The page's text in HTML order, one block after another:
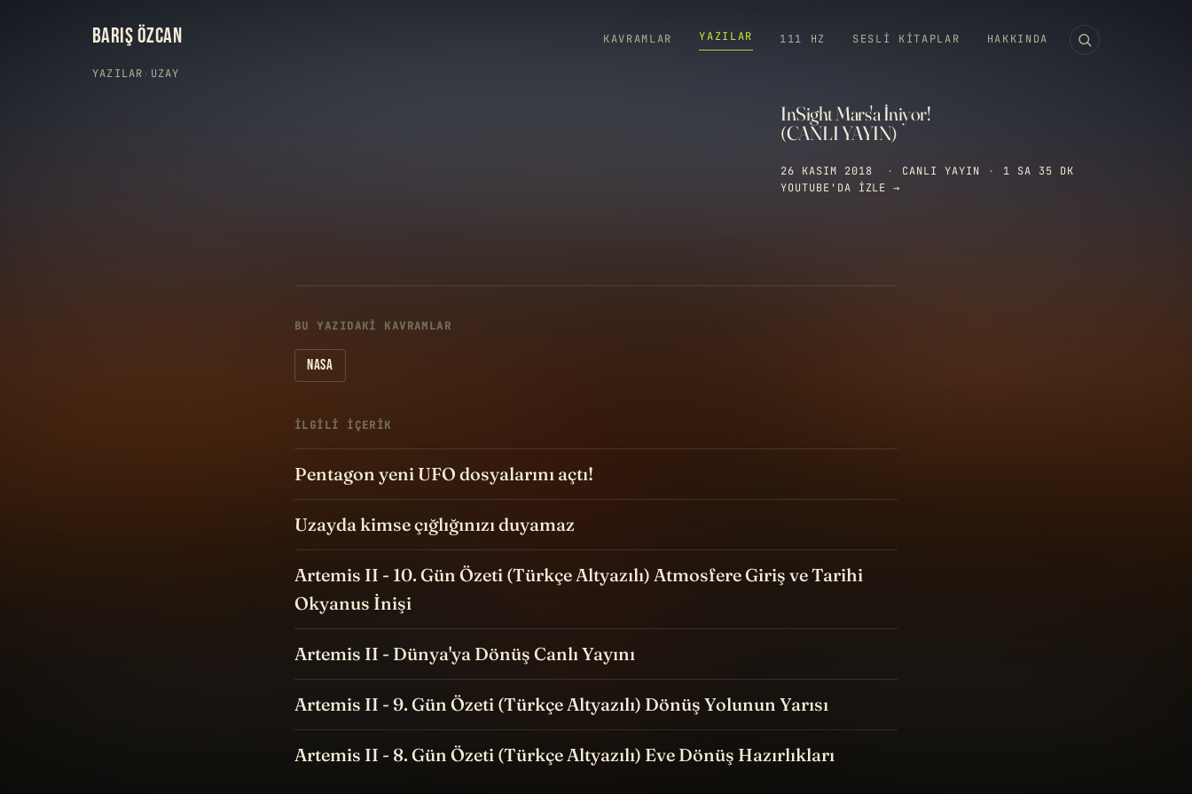
BARIŞ ÖZCAN KAVRAMLAR YAZILAR 111 HZ SESLI KITAPLAR HAKKINDA
YAZILAR › UZAY
InSight Mars'a İniyor!
(CANLI YAYIN)
26 KASIM 2018 · CANLI YAYIN ·
1 SA 35 DK
YOUTUBE'DA IZLE →
BU YAZIDAKI KAVRAMLAR
NASA
İLGILI IÇERIK
Pentagon yeni UFO dosyalarını açtı!
Uzayda kimse çığlığınızı duyamaz
Artemis II - 10. Gün Özeti (Türkçe Altyazılı) Atmosfere Giriş ve Tarihi
Okyanus İnişi
Artemis II - Dünya'ya Dönüş Canlı Yayını
Artemis II - 9. Gün Özeti (Türkçe Altyazılı) Dönüş Yolunun Yarısı
Artemis II - 8. Gün Özeti (Türkçe Altyazılı) Eve Dönüş Hazırlıkları